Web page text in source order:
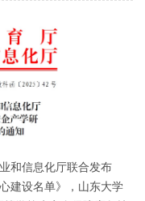
信息化厅联合发布
建设名单》，山东大学